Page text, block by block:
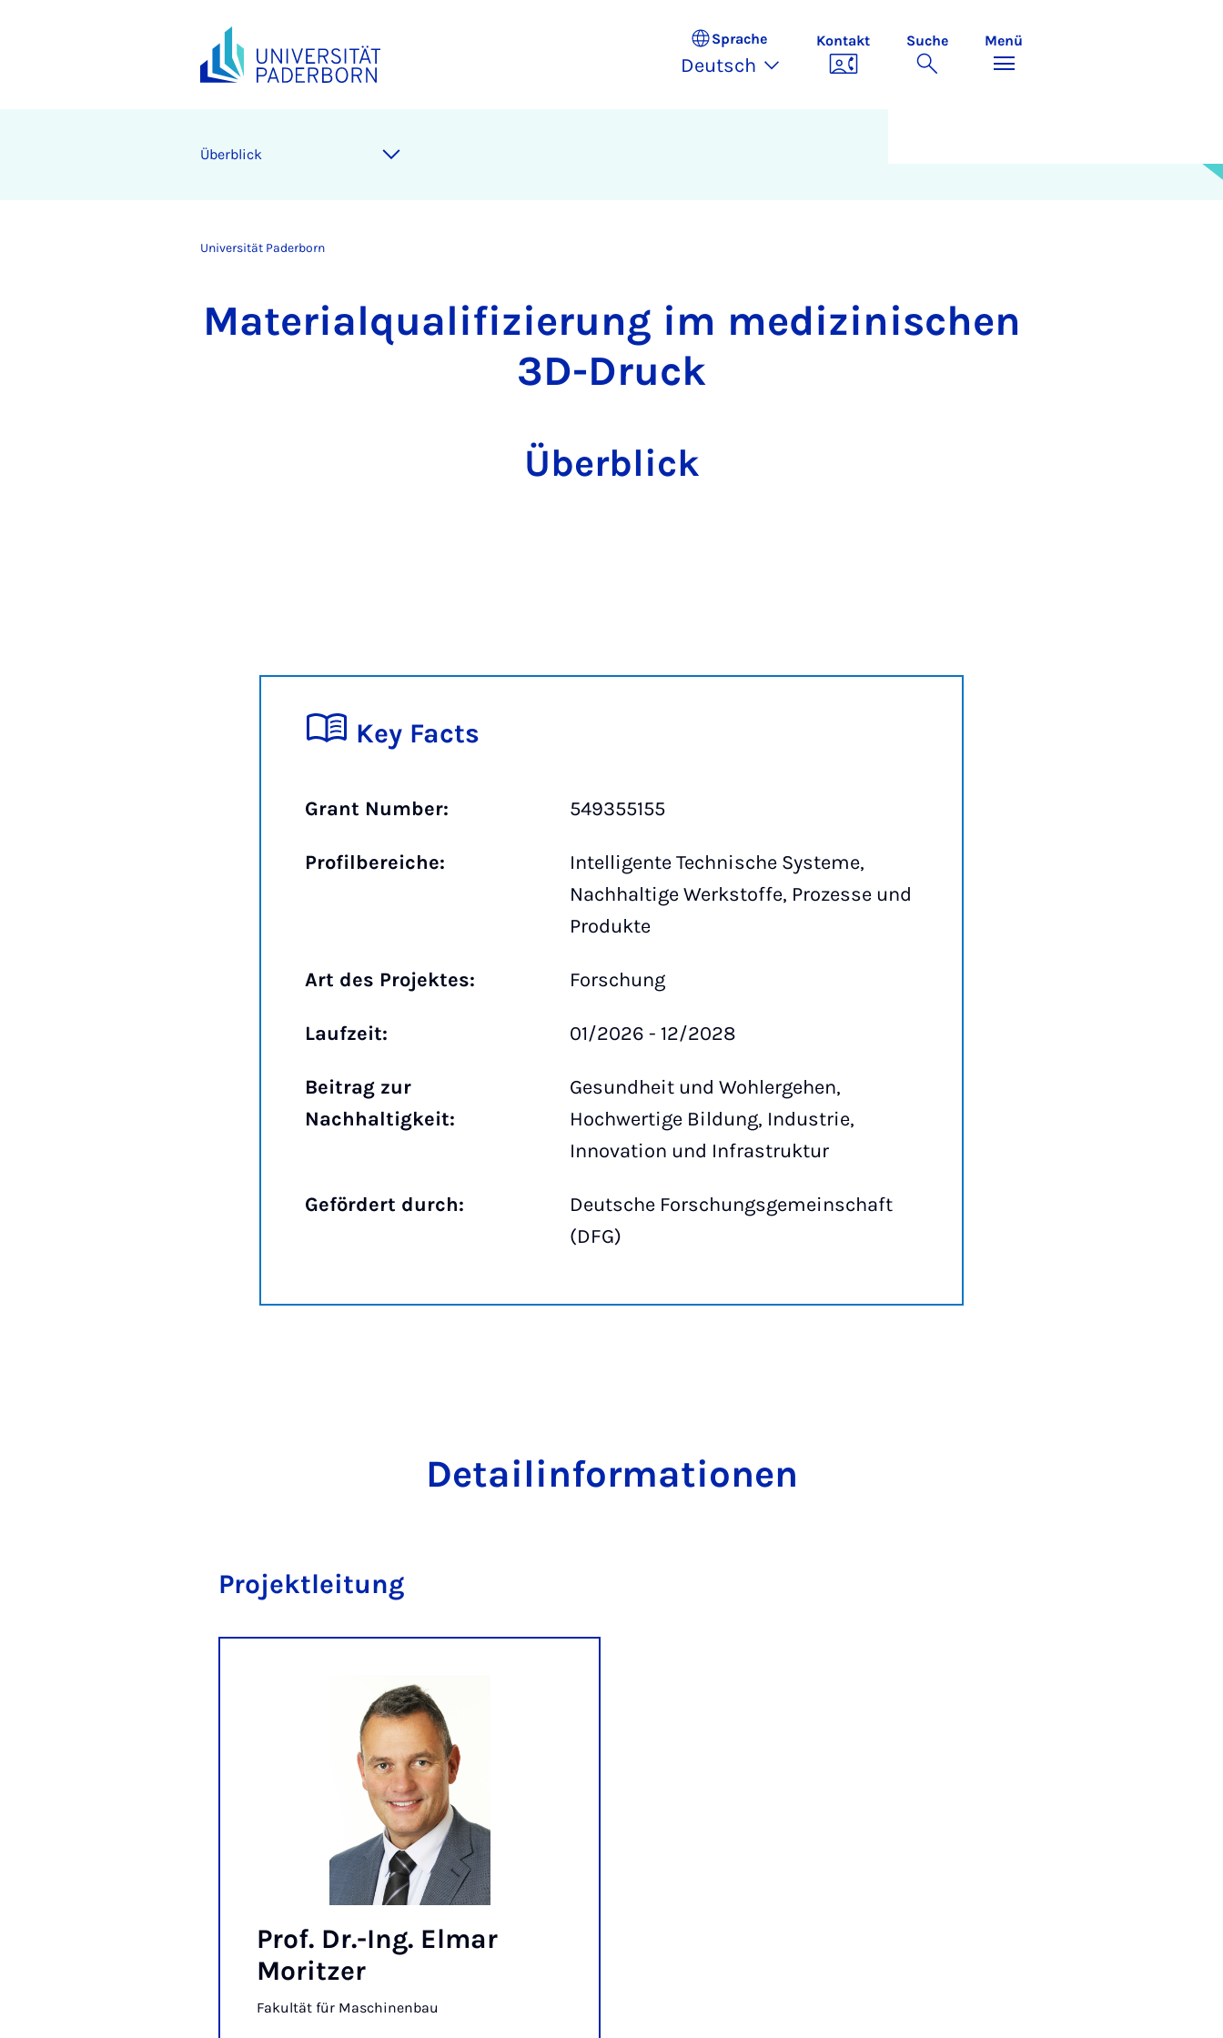
Sprache
Deutsch
Kontakt Suche Menü
Überblick
Universität Paderborn
Materialqualifizierung im medizinischen
3D-Druck
Überblick
Key Facts
Grant Number: 549355155
Profilbereiche:
Intelligente Technische Systeme,
Nachhaltige Werkstoffe, Prozesse und
Produkte
Art des Projektes: Forschung
Laufzeit: 01/2026 - 12/2028
Beitrag zur
Nachhaltigkeit:
Gesundheit und Wohlergehen,
Hochwertige Bildung, Industrie,
Innovation und Infrastruktur
Gefördert durch:
Deutsche Forschungsgemeinschaft
(DFG)
Detailinformationen
Projektleitung
Prof. Dr.-Ing. Elmar
Moritzer
Fakultät für Maschinenbau